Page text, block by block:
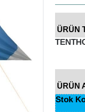
ÜRÜN
ÜRÜN
Stok